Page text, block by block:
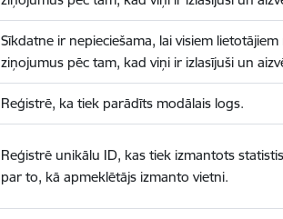
Sīkdatne ir nepieciešama, lai visiem
ziņojumus pēc tam, kad viņi ir izlasījuši un
Reģistrē, ka tiek parādīts modālais logs.
Reģistrē unikālu ID, kas tiek izmantots
par to, kā apmeklētājs izmanto vietni.